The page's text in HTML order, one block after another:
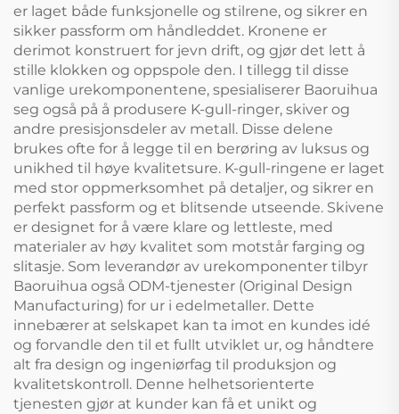
er laget både funksjonelle og stilrene, og sikrer en
sikker passform om håndleddet. Kronene er
derimot konstruert for jevn drift, og gjør det lett å
stille klokken og oppspole den. I tillegg til disse
vanlige urekomponentene, spesialiserer Baoruihua
seg også på å produsere K-gull-ringer, skiver og
andre presisjonsdeler av metall. Disse delene
brukes ofte for å legge til en berøring av luksus og
unikhed til høye kvalitetsure. K-gull-ringene er laget
med stor oppmerksomhet på detaljer, og sikrer en
perfekt passform og et blitsende utseende. Skivene
er designet for å være klare og lettleste, med
materialer av høy kvalitet som motstår farging og
slitasje. Som leverandør av urekomponenter tilbyr
Baoruihua også ODM-tjenester (Original Design
Manufacturing) for ur i edelmetaller. Dette
innebærer at selskapet kan ta imot en kundes idé
og forvandle den til et fullt utviklet ur, og håndtere
alt fra design og ingeniørfag til produksjon og
kvalitetskontroll. Denne helhetsorienterte
tjenesten gjør at kunder kan få et unikt og